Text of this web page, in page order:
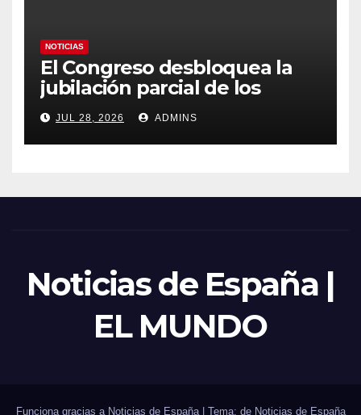
NOTICIAS
El Congreso desbloquea la
jubilación parcial de los
trabajadores laborales del
sector público
JUL 28, 2026 ADMINS
Noticias de España |
EL MUNDO
Funciona gracias a Noticias de España Tema: de Noticias de España